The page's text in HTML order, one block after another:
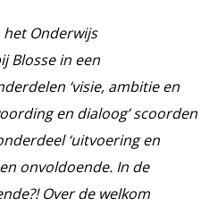
het Onderwijs
Blosse in een
‘visie, ambitie en
en dialoog’ scoorden
‘uitvoering en
onvoldoende. In de
Over de welkom